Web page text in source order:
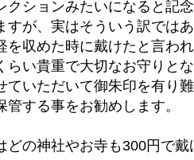
クションみたいになると記
すが、実はそういう訳ではあ
を収めた時に戴けたと言わ
らい貴重で大切なお守りとな
ていただいて御朱印を有り
管する事をお勧めします。
どの神社やお寺も300円で戴